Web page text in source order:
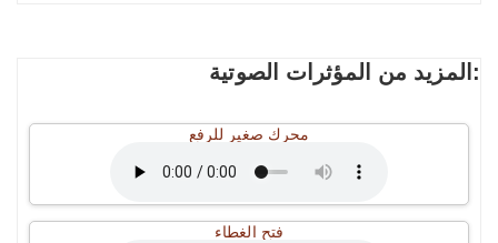
المزيد من المؤثرات الصوتية:
محرك صغير للرفع
فتح الغطاء